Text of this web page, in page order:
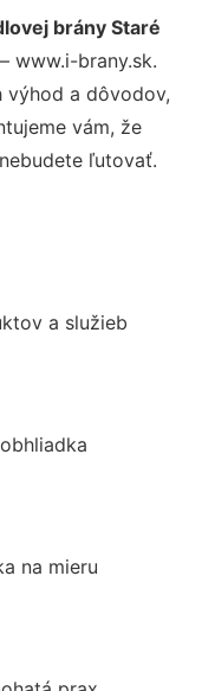
brány Staré
www.i-brany.sk.
výhod a dôvodov,
vám, že
ľutovať.
a služieb
na mieru